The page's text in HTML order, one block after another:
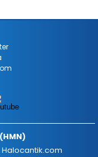
Halocantik.com